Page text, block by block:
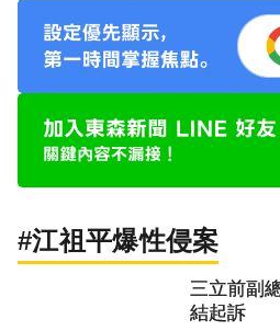
#江祖平爆性侵案
三立前副
結起訴